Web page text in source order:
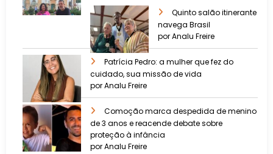
Quinto salão itinerante
navega Brasil
por Analu Freire
Patrícia Pedro: a mulher que fez do
cuidado, sua missão de vida
por Analu Freire
Comoção marca despedida de menino
de 3 anos e reacende debate sobre
proteção à infância
por Analu Freire